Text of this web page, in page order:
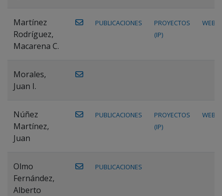
Martínez
Rodríguez,
Macarena C.
PUBLICACIONES
PROYECTOS
(IP)
WEB
Morales,
Juan I.
Núñez
Martínez,
Juan
PUBLICACIONES
PROYECTOS
(IP)
WEB
Olmo
Fernández,
Alberto
PUBLICACIONES